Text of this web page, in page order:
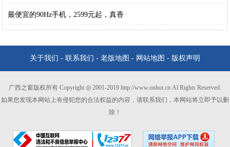
最便宜的90Hz手机，2599元起，真香
关于我们 - 联系我们 - 老版地图 - 网站地图 - 版权声明
广西之窗版权所有 Copyright ◎ 2001-2019 http://www.onhot.cn Al Rights Reserved.
如果您发现本网站上有侵犯您的合法权益的内容，请联系我们，本网站将立即予以删
除！